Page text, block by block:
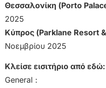
Θεσσαλονίκη (Porto
2025
Κύπρος (Parklane Resort
Νοεμβρίου 2025
Κλείσε εισιτήριο από εδώ:
General :